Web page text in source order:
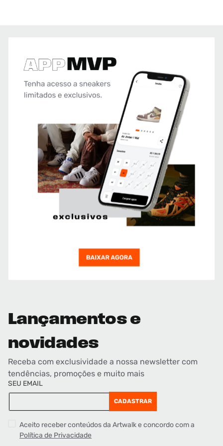
Lançamentos e
novidades
Receba com exclusividade a nossa newsletter com
tendências, promoções e muito mais
SEU EMAIL
CADASTRAR
Aceito receber conteúdos da Artwalk e concordo com a
Política de Privacidade